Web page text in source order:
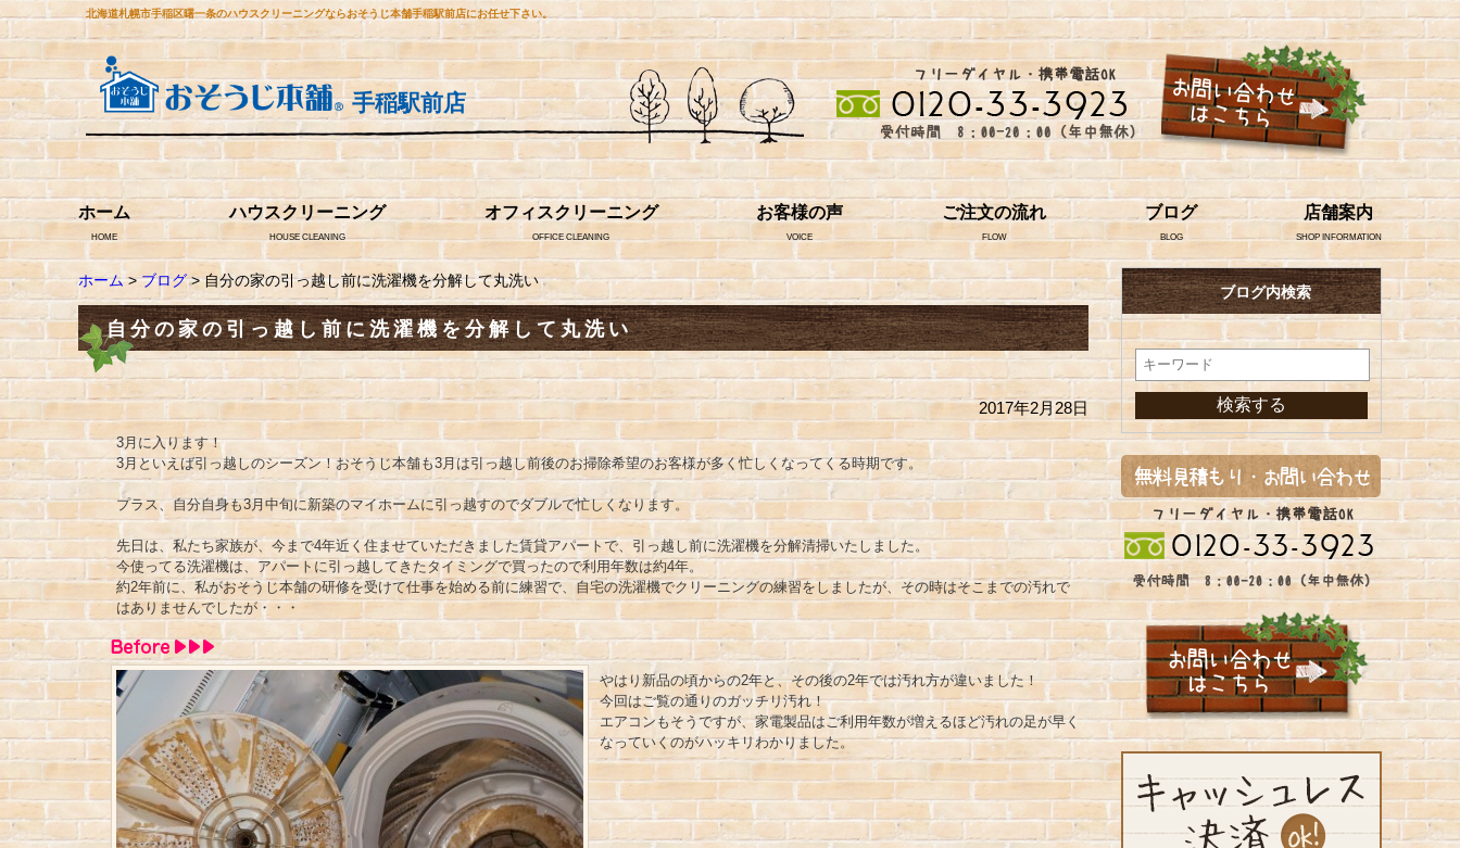
北海道札幌市手稲区曙一条のハウスクリーニングならおそうじ本舗手稲駅前店にお任せ下さい。
手稲駅前店
ホーム
HOME
ハウスクリーニング
HOUSE CLEANING
オフィスクリーニング
OFFICE CLEANING
お客様の声
VOICE
ご注文の流れ
FLOW
ブログ
BLOG
店舗案内
SHOP INFORMATION
ホーム>ブログ> 自分の家の引っ越し前に洗濯機を分解して丸洗い
自分の家の引っ越し前に洗濯機を分解して丸洗い
2017年2月28日
3月に入ります！
3月といえば引っ越しのシーズン！おそうじ本舗も3月は引っ越し前後のお掃除希望のお客様が多く忙しくなってくる時期です。
プラス、自分自身も3月中旬に新築のマイホームに引っ越すのでダブルで忙しくなります。
先日は、私たち家族が、今まで4年近く住ませていただきました賃貸アパートで、引っ越し前に洗濯機を分解清掃いたしました。
今使ってる洗濯機は、アパートに引っ越してきたタイミングで買ったので利用年数は約4年。
約2年前に、私がおそうじ本舗の研修を受けて仕事を始める前に練習で、自宅の洗濯機でクリーニングの練習をしましたが、その時はそこまでの汚れで
はありませんでしたが・・・
やはり新品の頃からの2年と、その後の2年では汚れ方が違いました！
今回はご覧の通りのガッチリ汚れ！
エアコンもそうですが、家電製品はご利用年数が増えるほど汚れの足が早く
なっていくのがハッキリわかりました。
ブログ内検索